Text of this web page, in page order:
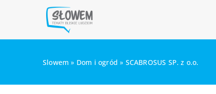
Slowem » Dom i ogród » SCABROSUS SP. z o.o.